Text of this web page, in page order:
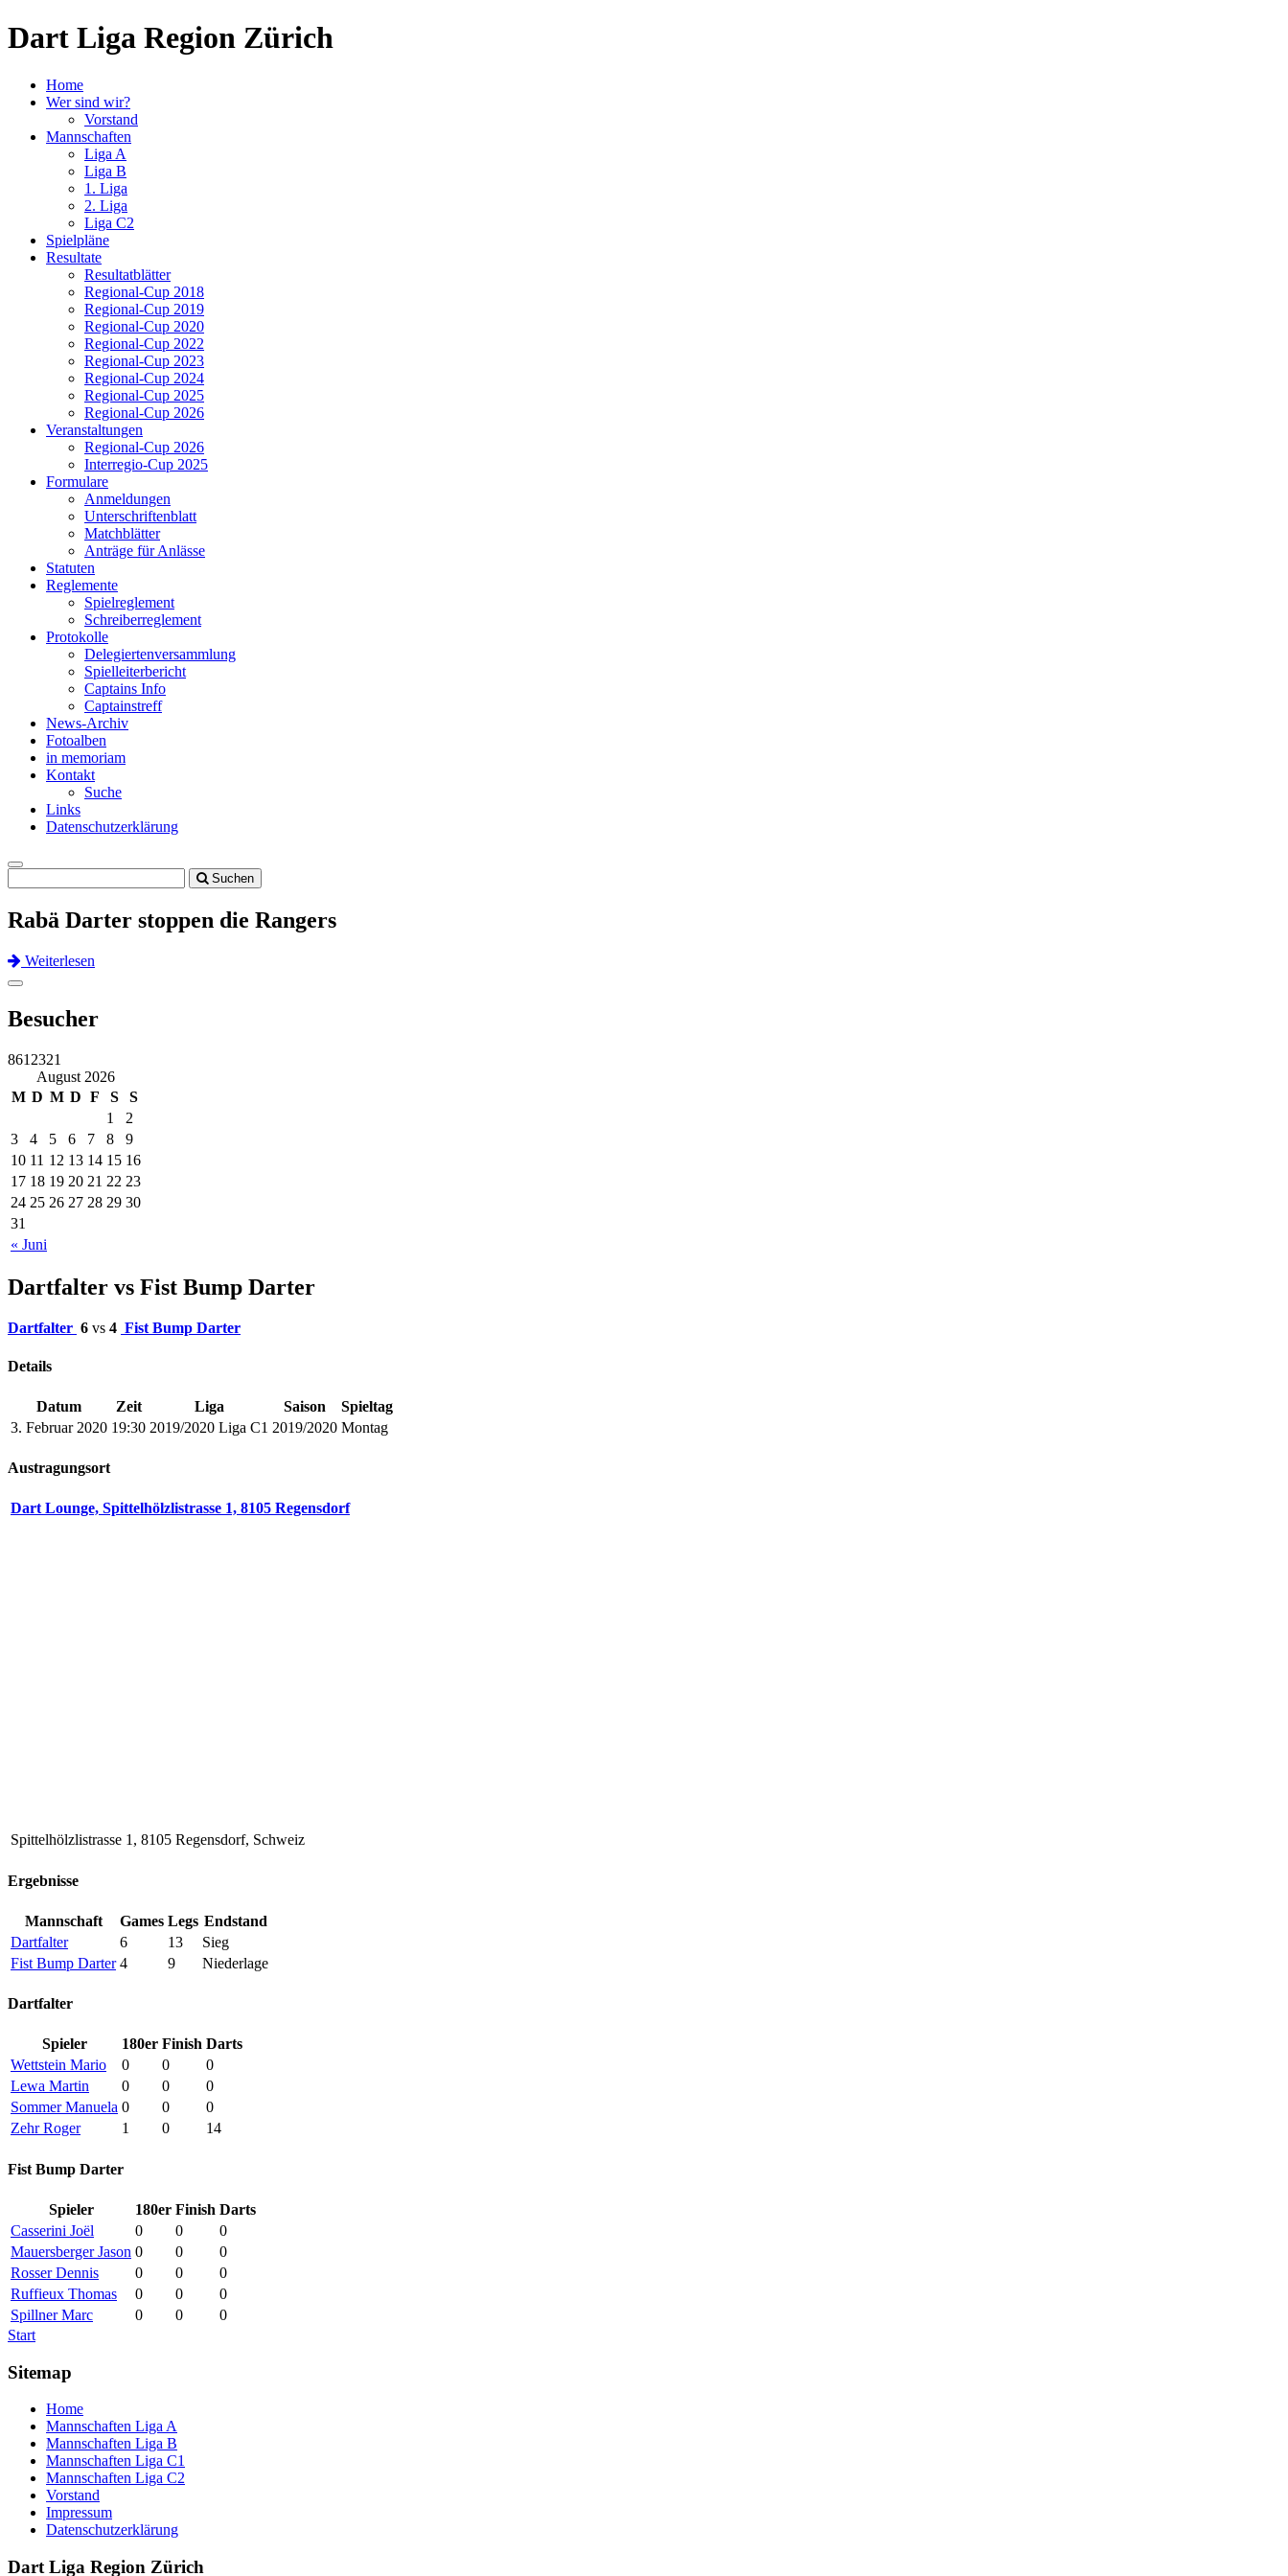
Dart Liga Region Zürich
Home
Wer sind wir?
Vorstand
Mannschaften
Liga A
Liga B
1. Liga
2. Liga
Liga C2
Spielpläne
Resultate
Resultatblätter
Regional-Cup 2018
Regional-Cup 2019
Regional-Cup 2020
Regional-Cup 2022
Regional-Cup 2023
Regional-Cup 2024
Regional-Cup 2025
Regional-Cup 2026
Veranstaltungen
Regional-Cup 2026
Interregio-Cup 2025
Formulare
Anmeldungen
Unterschriftenblatt
Matchblätter
Anträge für Anlässe
Statuten
Reglemente
Spielreglement
Schreiberreglement
Protokolle
Delegiertenversammlung
Spielleiterbericht
Captains Info
Captainstreff
News-Archiv
Fotoalben
in memoriam
Kontakt
Suche
Links
Datenschutzerklärung
Toggle
navigation
Suchen
Rabä Darter stoppen die Rangers
Weiterlesen
Previous
Next
Toggle
Besucher
8612321
August 2026
M D M D F S S
« Juni
1
2
3
4 5 6 7 8
9
10 11 12 13 14 15 16
17 18 19 20 21 22 23
24 25 26 27 28 29 30
31
Dartfalter vs Fist Bump Darter
Dartfalter 6 vs 4 Fist Bump Darter
Details
Datum Zeit Liga Saison
Spieltag
3. Februar 2020 19:30 2019/2020 Liga C1 2019/2020 Montag
Austragungsort
Dart Lounge, Spittelhölzlistrasse 1, 8105 Regensdorf
Spittelhölzlistrasse 1, 8105 Regensdorf, Schweiz
Ergebnisse
Mannschaft Games Legs Endstand
Dartfalter
6 13
Sieg
Fist Bump Darter 4 9 Niederlage
Dartfalter
Spieler 180er Finish Darts
Wettstein Mario
0 0
0
Lewa Martin
0 0
0
Sommer Manuela 0 0
0
Zehr Roger
1 0 14
Fist Bump Darter
Spieler 180er Finish Darts
Casserini Joël
0 0
0
Mauersberger Jason 0 0
0
Rosser Dennis
0 0
0
Ruffieux Thomas
0 0
0
Spillner Marc
0 0
0
Start
Sitemap
Home
Mannschaften Liga A
Mannschaften Liga B
Mannschaften Liga C1
Mannschaften Liga C2
Vorstand
Impressum
Datenschutzerklärung
Dart Liga Region Zürich